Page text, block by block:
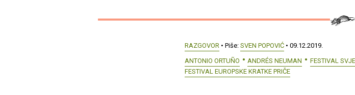
RAZGOVOR • Piše: SVEN POPOVIĆ • 09.12.2019.
ANTONIO ORTUÑO
ANDRÉS NEUMAN FESTIVAL
FESTIVAL EUROPSKE KRATKE PRIČE